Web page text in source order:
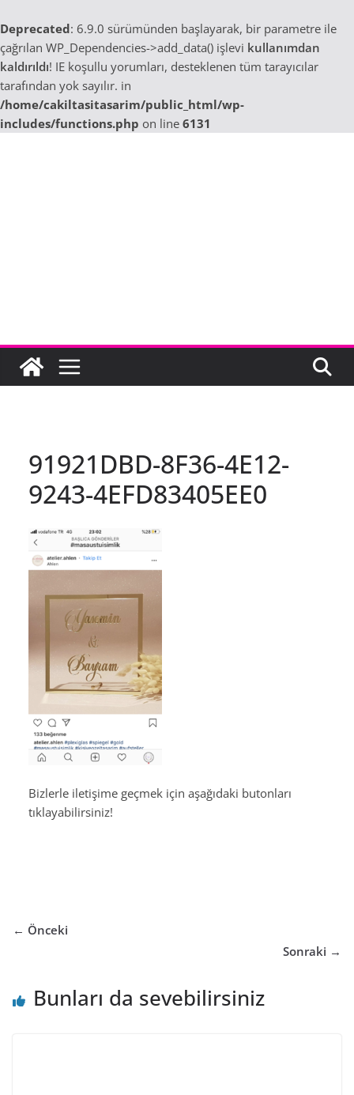
Deprecated: 6.9.0 sürümünden başlayarak, bir parametre ile
çağrılan WP_Dependencies->add_data() işlevi kullanımdan
kaldırıldı! IE koşullu yorumları, desteklenen tüm tarayıcılar
tarafından yok sayılır. in
/home/cakiltasitasarim/public_html/wp-
includes/functions.php on line 6131
91921DBD-8F36-4E12-
9243-4EFD83405EE0
Bizlerle iletişime geçmek için aşağıdaki butonları
tıklayabilirsiniz!
← Önceki
Sonraki →
Bunları da sevebilirsiniz